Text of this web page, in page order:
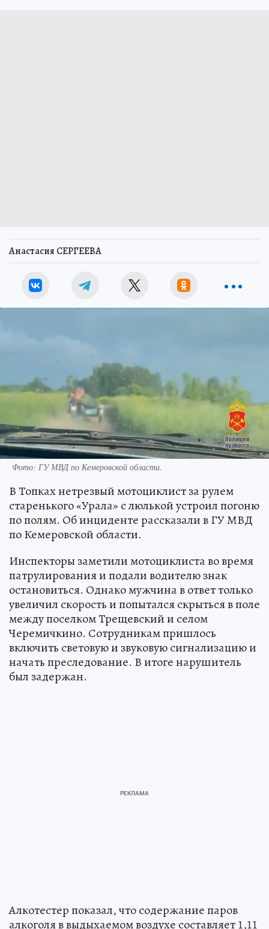
Анастасия СЕРГЕЕВА
Фото: ГУ МВД по Кемеровской области.
В Топках нетрезвый мотоциклист за рулем
старенького «Урала» с люлькой устроил погоню
по полям. Об инциденте рассказали в ГУ МВД
по Кемеровской области.
Инспекторы заметили мотоциклиста во время
патрулирования и подали водителю знак
остановиться. Однако мужчина в ответ только
увеличил скорость и попытался скрыться в поле
между поселком Трещевский и селом
Черемичкино. Сотрудникам пришлось
включить световую и звуковую сигнализацию и
начать преследование. В итоге нарушитель
был задержан.
Алкотестер показал, что содержание паров
алкоголя в выдыхаемом воздухе составляет 1,11